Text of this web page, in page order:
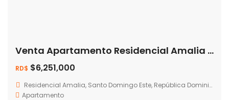
Venta Apartamento Residencial Amalia del Este
RD$ $6,251,000
Residencial Amalia, Santo Domingo Este, República Dominicana
Apartamento